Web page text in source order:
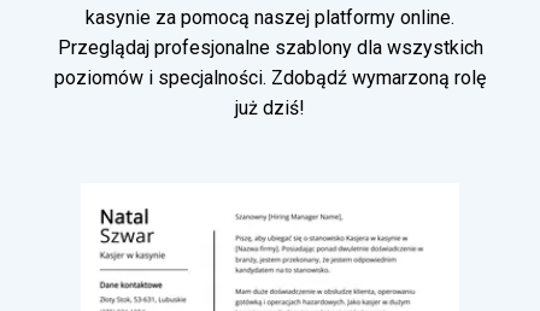
kasynie za pomocą naszej platformy online.
Przeglądaj profesjonalne szablony dla wszystkich
poziomów i specjalności. Zdobądź wymarzoną rolę
już dziś!